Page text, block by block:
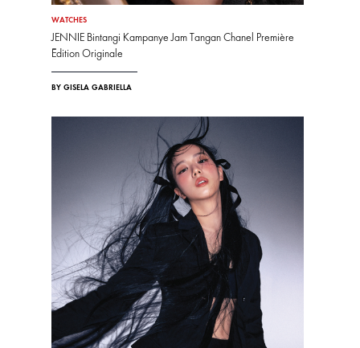
WATCHES
JENNIE Bintangi Kampanye Jam Tangan Chanel Première
Édition Originale
BY GISELA GABRIELLA